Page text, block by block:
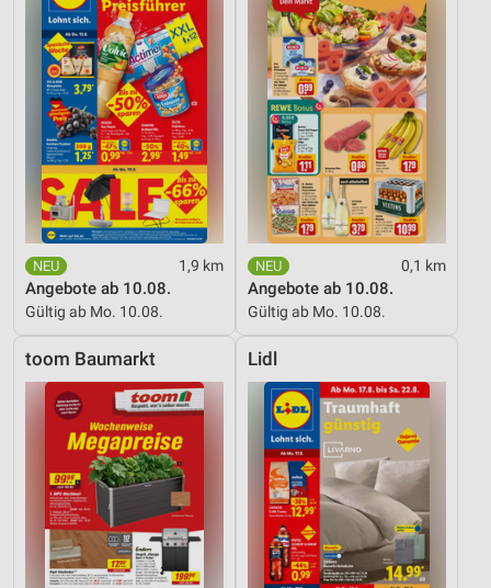
1,9 km
Angebote ab 10.08.
Gültig ab Mo. 10.08.
0,1 km
Angebote ab 10.08.
Gültig ab Mo. 10.08.
toom Baumarkt Lidl